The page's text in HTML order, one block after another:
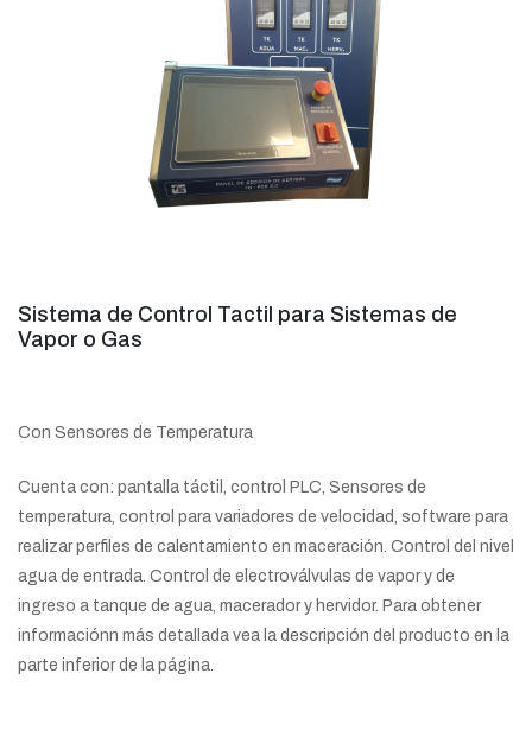
Sistema de Control Tactil para Sistemas de
Vapor o Gas
Con Sensores de Temperatura
Cuenta con: pantalla táctil, control PLC, Sensores de
temperatura, control para variadores de velocidad, software para
realizar perfiles de calentamiento en maceración. Control del nivel
agua de entrada. Control de electroválvulas de vapor y de
ingreso a tanque de agua, macerador y hervidor. Para obtener
informaciónn más detallada vea la descripción del producto en la
parte inferior de la página.